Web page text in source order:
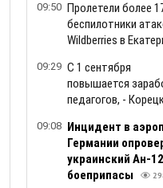
09:50 Пролетели более
беспилотники
Wildberries в
09:29 С 1 сентября
повышается
педагогов, -
09:08 Инцидент в
Германии
украинский Ан-
боеприпасы